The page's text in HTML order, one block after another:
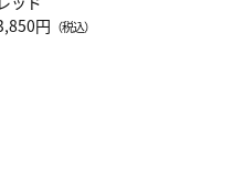
円 （税込）